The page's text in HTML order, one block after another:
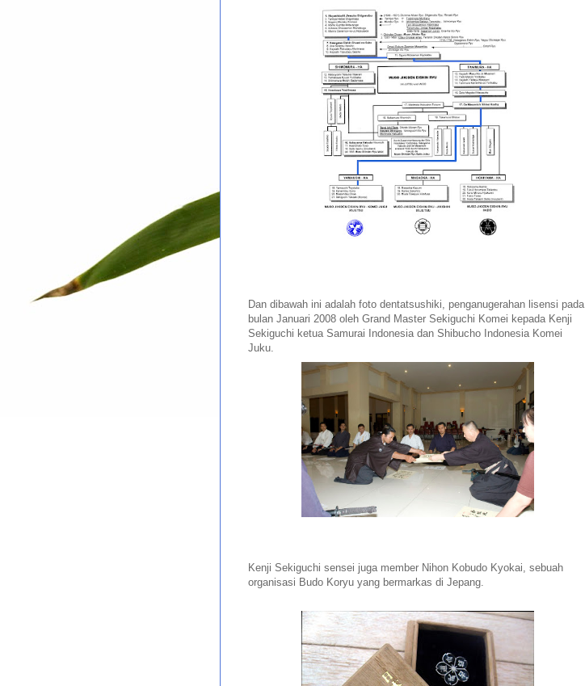
Dan dibawah ini adalah foto dentatsushiki, penganugerahan lisensi pada
bulan Januari 2008 oleh Grand Master Sekiguchi Komei kepada Kenji
Sekiguchi ketua Samurai Indonesia dan Shibucho Indonesia Komei
Juku.
Kenji Sekiguchi sensei juga member Nihon Kobudo Kyokai, sebuah
organisasi Budo Koryu yang bermarkas di Jepang.